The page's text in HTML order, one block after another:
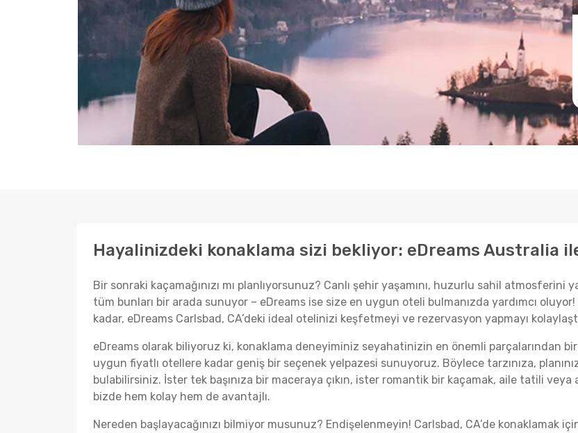
Hayalinizdeki konaklama sizi bekliyor: eDreams Australia
Bir sonraki kaçamağınızı mı planlıyorsunuz? Canlı şehir yaşamını, huzurlu sahil
tüm bunları bir arada sunuyor – eDreams ise size en uygun oteli bulmanızda yardımcı
kadar, eDreams Carlsbad, CA’deki ideal otelinizi keşfetmeyi ve rezervasyon yapmayı
eDreams olarak biliyoruz ki, konaklama deneyiminiz seyahatinizin en önemli parçalarından
uygun fiyatlı otellere kadar geniş bir seçenek yelpazesi sunuyoruz. Böylece tarzınıza,
bulabilirsiniz. İster tek başınıza bir maceraya çıkın, ister romantik bir kaçamak, aile tatili
bizde hem kolay hem de avantajlı.
Nereden başlayacağınızı bilmiyor musunuz? Endişelenmeyin! Carlsbad, CA’de konaklamak